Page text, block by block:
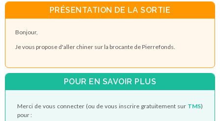
PRÉSENTATION DE LA SORTIE
Bonjour,
Je vous propose d'aller chiner sur la brocante de Pierrefonds.
POUR EN SAVOIR PLUS
Merci de vous connecter (ou de vous inscrire gratuitement sur TMS)
pour :